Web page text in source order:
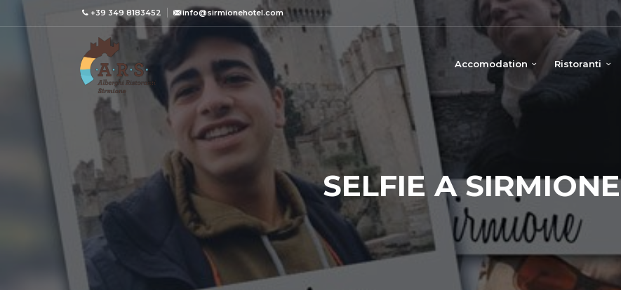
+39 349 8183452 info@sirmionehotel.com
Accomodation Ristoranti
SELFIE A SIRMIONE